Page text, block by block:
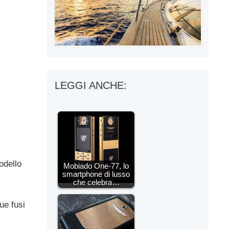
fusi
LEGGI ANCHE:
Mobiado One-77, lo
smartphone di lusso
che celebra…